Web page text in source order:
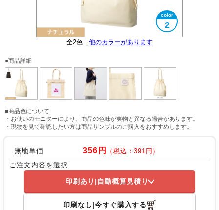
全2色 他のカラーがあります
2
A4サイズ対応
大きさイメージ
オーガニックコットンマーク付
●商品詳細
■商品色について
・お使いのモニターにより、商品の色味が実物と異なる場合があります。
・現物を見て確認したい方は商品サンプルのご購入をおすすめします。
無地単価 356円 （税込：391円）
ご注文内容を選択
印刷あり 自動概算見積り
印刷なし 今すぐ購入する